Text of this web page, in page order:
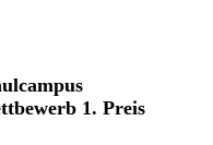
1. Preis